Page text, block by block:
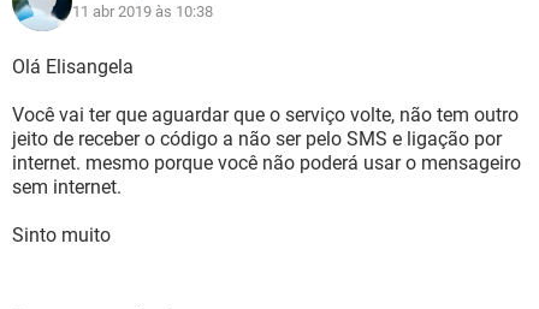
11 abr 2019 às 10:38
Olá Elisangela
Você vai ter que aguardar que o serviço volte, não tem outro
jeito de receber o código a não ser pelo SMS e ligação por
internet. mesmo porque você não poderá usar o mensageiro
sem internet.
Sinto muito